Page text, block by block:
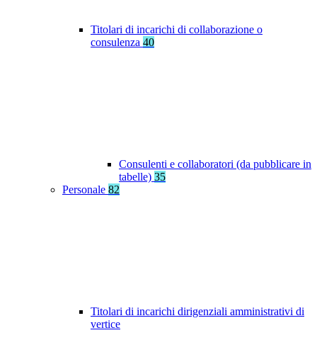
Titolari di incarichi di collaborazione o
consulenza 40
Consulenti e collaboratori (da pubblicare in
tabelle) 35
Personale 82
Titolari di incarichi dirigenziali amministrativi di
vertice